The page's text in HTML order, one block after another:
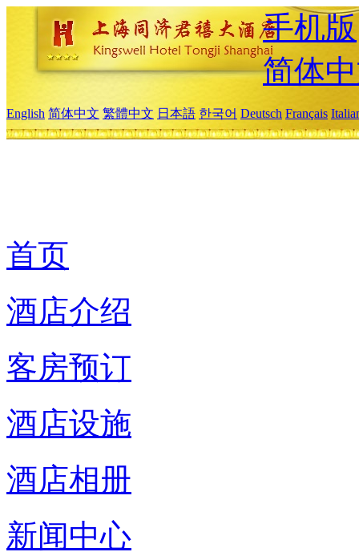
手机版
简体
English 简体中文 繁體中文 日本語 한국어 Deutsch Français
首页
酒店介绍
客房预订
酒店设施
酒店相册
新闻中心